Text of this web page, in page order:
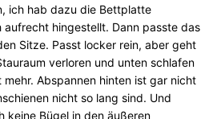
ich hab dazu die Bettplatte
hingestellt. Dann passte das
Sitze. Passt locker rein, aber geht
verloren und unten schlafen
Abspannen hinten ist gar nicht
nicht so lang sind. Und
keine Bügel in den äußeren